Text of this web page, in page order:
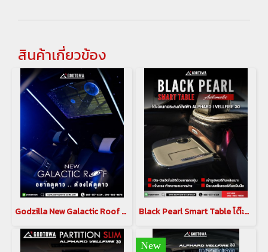
สินค้าเกี่ยวข้อง
Godzilla New Galactic Roof ท้องฟ้าจำลอง สำหรับ อัลพาร์ด เวลไฟร์ ALPHARD / VELLFIRE 30 รุ่นปี 2015-2023 Black Pearl Smart Table โต๊ะอเนกประสงค์ไฟฟ้า พร้อมเบาะพักเท้า black pearl สำหรับ Alphard Vellfire 30
New